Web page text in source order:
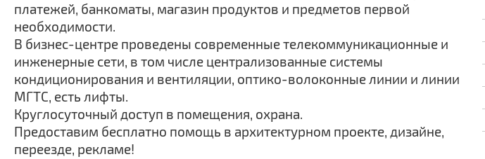
платежей, банкоматы, магазин продуктов и предметов первой
необходимости.
В бизнес-центре проведены современные телекоммуникационные и
инженерные сети, в том числе централизованные системы
кондиционирования и вентиляции, оптико-волоконные линии и линии
МГТС, есть лифты.
Круглосуточный доступ в помещения, охрана.
Предоставим бесплатно помощь в архитектурном проекте, дизайне,
переезде, рекламе!